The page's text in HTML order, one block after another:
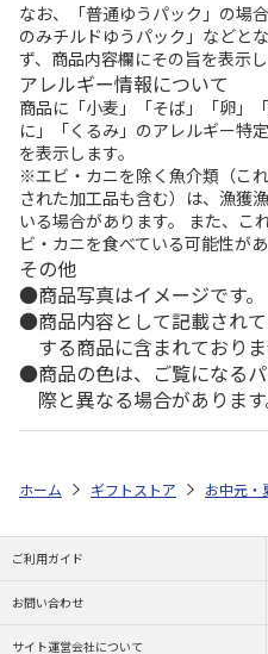
なお、「普通ゆうパック」の場
のみチルドゆうパック」などと
ず、商品内容欄にその旨を表示し
アレルギー情報について
商品に「小麦」「そば」「卵」
に」「くるみ」のアレルギー特
を表示します。
※エビ・カニを除く魚介類（こ
された加工品も含む）は、漁獲
いる場合があります。 また、こ
ビ・カニを食べている可能性があ
その他
商品写真はイメージです。
商品内容として記載され
する商品に含まれておりま
商品の色は、ご覧になる
際と異なる場合があります
ホーム ギフトストア お中元・
ご利用ガイド
お問い合わせ
サイト運営会社について